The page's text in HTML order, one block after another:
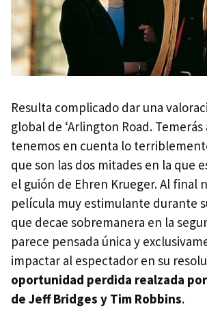
Resulta complicado dar una
global de ‘Arlington Road. Temerás
tenemos en cuenta lo
que son las dos mitades en la que
el guión de Ehren Krueger. Al final
película muy estimulante durante
que decae sobremanera en la
parece pensada única y
impactar al espectador en su
oportunidad perdida realzada
de Jeff Bridges y Tim Robbins.